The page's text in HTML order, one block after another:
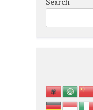
Search